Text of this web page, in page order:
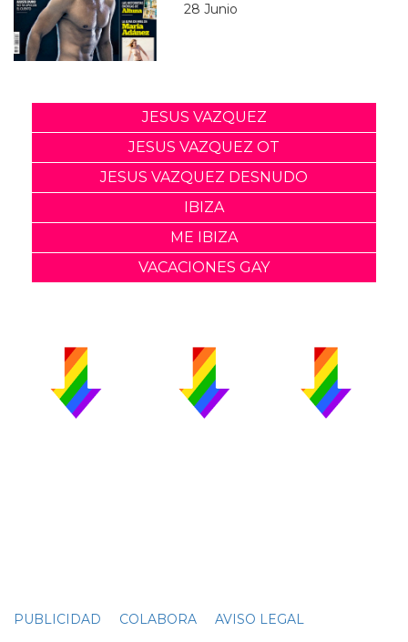
28 Junio
JESUS VAZQUEZ
JESUS VAZQUEZ OT
JESUS VAZQUEZ DESNUDO
IBIZA
ME IBIZA
VACACIONES GAY
PUBLICIDAD COLABORA AVISO LEGAL